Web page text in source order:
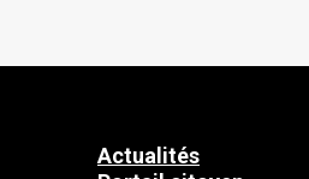
Actualités